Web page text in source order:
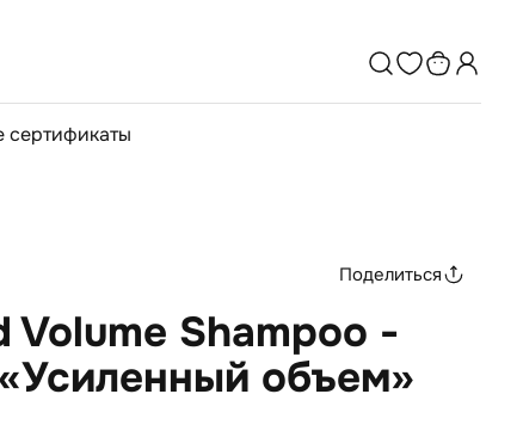
Поделиться
Volume Shampoo -
объем»